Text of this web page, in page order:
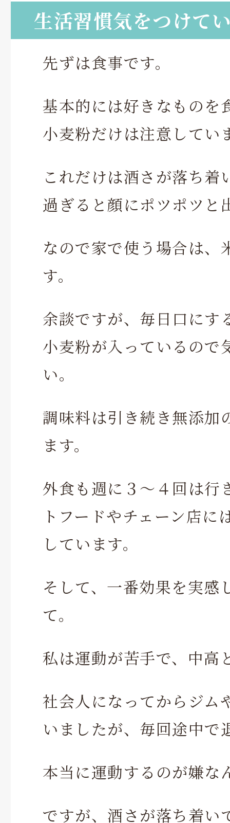
生活習慣気をつけて
先ずは食事です。
基本的には好きなものを
小麦粉だけは注意してい
これだけは酒さが落ち着
過ぎると顔にポツポツと
なので家で使う場合は、
す。
余談ですが、毎日口にす
小麦粉が入っているので
い。
調味料は引き続き無添加
ます。
外食も週に３～４回は行
トフードやチェーン店に
しています。
そして、一番効果を実感
て。
私は運動が苦手で、中高
社会人になってからジム
いましたが、毎回途中で
本当に運動するのが嫌な
ですが、酒さが落ち着い